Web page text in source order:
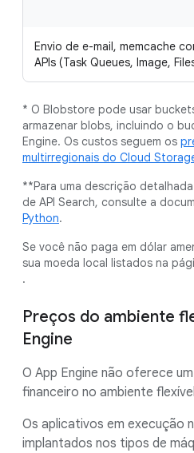
Envio de e-mail, memcache
APIs (Task Queues, Image,
* O Blobstore pode usar
armazenar blobs, incluindo o
Engine. Os custos seguem os
multirregionais do Cloud
**Para uma descrição
de API Search, consulte a
Python.
Se você não paga em dólar
sua moeda local listados na
.
Preços do ambiente
Engine
O App Engine não oferece
financeiro no ambiente
Os aplicativos em execução
implantados nos tipos de